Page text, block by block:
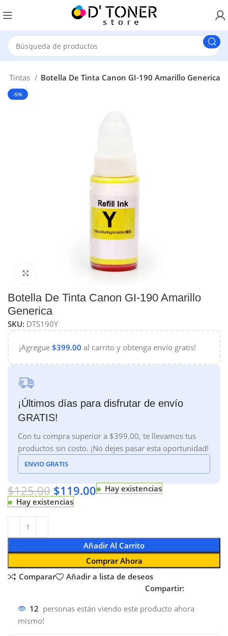
Tintas Botella De Tinta Canon GI-190 Amarillo Generica
-5%
Haga Click para agrandar
Botella De Tinta Canon GI-190 Amarillo
Generica
SKU: DTS190Y
¡Agregue$399.00 al carrito y obtenga envío gratis!
¡Últimos días para disfrutar de envío
GRATIS!
Con tu compra superior a $399.00, te llevamos tus
productos sin costo. ¡No dejes pasar esta oportunidad!
ENVIO GRATIS
$125.00 $119.00
Hay existencias
Hay existencias
Añadir Al Carrito
Comprar Ahora
Comparar
Añadir a lista de deseos
Compartir:
12 personas están viendo este producto ahora
mismo!